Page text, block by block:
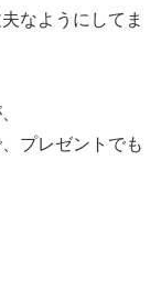
なようにしてま
プレゼントでも